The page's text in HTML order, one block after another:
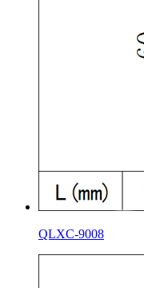
QLXC-9008